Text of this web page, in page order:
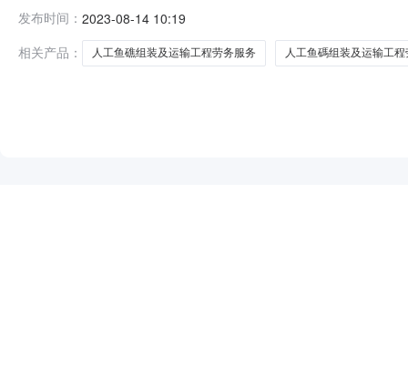
息：标段（包）[001]盘锦农发海洋牧场科技有限公司人
他：一
发布时间： 2023-08-14 10:19
相关产品：
人工鱼礁组装及运输工程劳务服务 人工鱼碼组装及运输工